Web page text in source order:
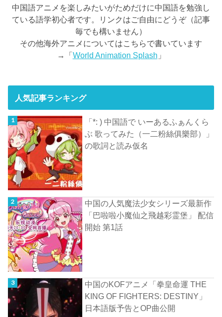
中国語アニメを楽しみたいがためだけに中国語を勉強し
ている語学初心者です。リンクはご自由にどうぞ（記事
毎でも構いません）
その他海外アニメについてはこちらで書いています
→「World Animation Splash 」
人気記事ランキング
「*: ) 中国語で いーあるふぁんくら
ぶ 歌ってみた（一二粉絲俱樂部）」
の歌詞と読み仮名
中国の人気魔法少女シリーズ最新作
「巴啦啦小魔仙之飛越彩霊堡」 配信
開始 第1話
中国のKOFアニメ「拳皇命運 THE
KING OF FIGHTERS: DESTINY」
日本語版予告とOP曲公開